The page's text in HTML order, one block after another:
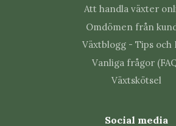
Vanliga frågor om
tirucalli
Varför tappar
De små bladen är kortlivade och
Att handla växter
Omdömen från
Växtblogg - Tips och
Vanliga frågor
Växtskötsel
Social media